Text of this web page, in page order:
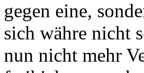
gegen eine,
sich währe nicht
nun nicht mehr